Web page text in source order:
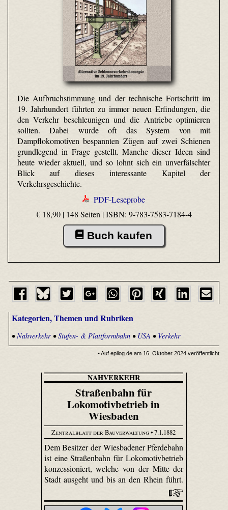
Die Aufbruchstimmung und der technische Fortschritt im
19. Jahrhundert führten zu immer neuen Erfindungen, die
den Verkehr beschleunigen und die Antriebe optimieren
sollten. Dabei wurde oft das System von mit
Dampflokomotiven bespannten Zügen auf zwei Schienen
grundlegend in Frage gestellt. Manche dieser Ideen sind
heute wieder aktuell, und so lohnt sich ein unverfälschter
Blick auf dieses interessante Kapitel der
Verkehrsgeschichte.
PDF-Leseprobe
€ 18,90 | 148 Seiten |ISBN: 9-783-7583-7184-4
Buch kaufen
Kategorien, Themen und Rubriken
•Nahverkehr•Stufen- & Plattformbahn• USA • Verkehr
• Auf epilog.de am 16. Oktober 2024 veröffentlicht
NAHVERKEHR
Straßenbahn für
Lokomotivbetrieb in
Wiesbaden
Zentralblatt der Bauverwaltung• 7.1.1882
Dem Besitzer der Wiesbadener Pferdebahn
ist eine Straßenbahn für Loko­motiv­betrieb
konzessioniert, welche von der Mitte der
Stadt ausgeht und bis an den Rhein führt.